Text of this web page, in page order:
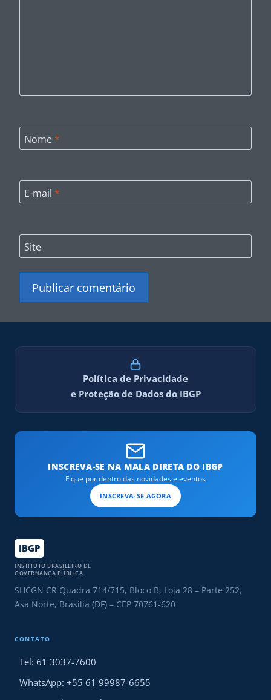
Nome *
E-mail *
Site
Política de Privacidade
e Proteção de Dados do IBGP
INSCREVA-SE NA MALA DIRETA DO IBGP
Fique por dentro das novidades e eventos
INSCREVA-SE AGORA
IBGP
INSTITUTO BRASILEIRO DE
GOVERNANÇA PÚBLICA
SHCGN CR Quadra 714/715, Bloco B, Loja 28 – Parte 252,
Asa Norte, Brasília (DF) – CEP 70761-620
CONTATO
Tel: 61 3037-7600
WhatsApp: +55 61 99987-6655